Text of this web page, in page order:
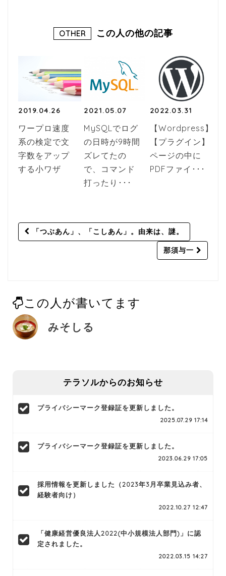
OTHER この人の他の記事
2019.04.26
ワープロ速度
系の検定で文
字数をアップ
する小ワザ
2021.05.07
MySQLでログ
の日時が9時間
ズレてたの
で、コマンド
打ったり･･･
2022.03.31
【Wordpress】
【プラグイン】
ページの中に
PDFファイ･･･
Post「つぶあん」、「こしあん」。由来は、謎。
那須与一
この人が書いてます
みそしる
テラソルからのお知らせ
プライバシーマーク登録証を更新しました。
2025.07.29 17:14
プライバシーマーク登録証を更新しました。
2023.06.29 17:05
採用情報を更新しました（2023年3月卒業見込み者、
経験者向け）
2022.10.27 12:47
「健康経営優良法人2022(中小規模法人部門)」に認
定されました。
2022.03.15 14:27